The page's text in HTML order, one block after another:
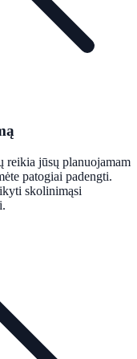
reikia jūsų planuojamam
patogiai padengti.
skolinimąsi